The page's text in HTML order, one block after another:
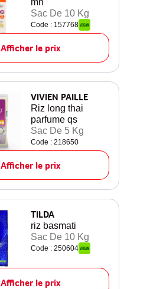
mn
Sac De 10 Kg
Code : 157768
Afficher le prix
VIVIEN PAILLE
Riz long thai
parfume qs
Sac De 5 Kg
Code : 218650
Afficher le prix
TILDA
riz basmati
Sac De 10 Kg
Code : 250604
Afficher le prix